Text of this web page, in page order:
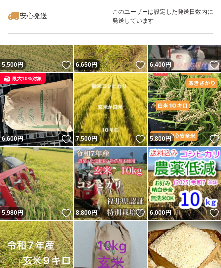
安心発送
このユーザーは設定した発送日数内に
発送しています
5,500円 いいね！
6,650円 いいね！
6,400円
6,600円 いいね！
最大10%対象
7,500円 いいね！
5,800円
5,980円 いいね！
8,800円 いいね！
6,000円